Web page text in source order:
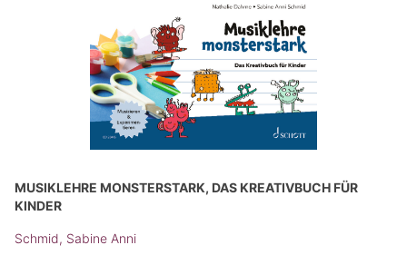
MUSIKLEHRE MONSTERSTARK, DAS KREATIVBUCH FÜR
KINDER
Schmid, Sabine Anni